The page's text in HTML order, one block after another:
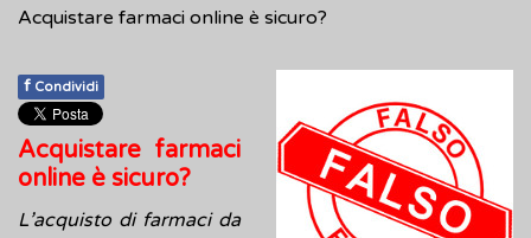
Acquistare farmaci online è sicuro?
f Condividi
Acquistare farmaci
online è sicuro?
L’acquisto di farmaci da